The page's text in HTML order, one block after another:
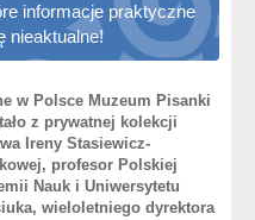
informacje praktyczne
nieaktualne!
w Polsce Muzeum Pisanki
z prywatnej kolekcji
Ireny Stasiewicz-
profesor Polskiej
Nauk i Uniwersytetu
wieloletniego dyrektora